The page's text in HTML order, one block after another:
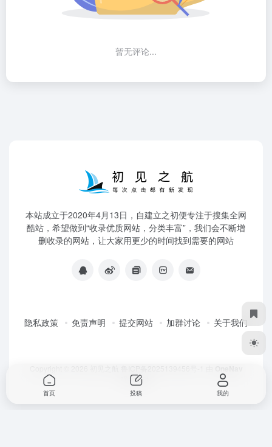
暂无评论...
本站成立于2020年4月13日，自建立之初便专注于搜集全网
酷站，希望做到“收录优质网站，分类丰富”，我们会不断增
删收录的网站，让大家用更少的时间找到需要的网站
隐私政策 免责声明 提交网站 加群讨论 关于我们
强力驱动
首页 投稿 我的